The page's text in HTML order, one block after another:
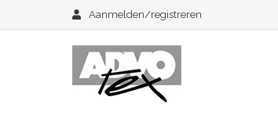
Aanmelden/registreren